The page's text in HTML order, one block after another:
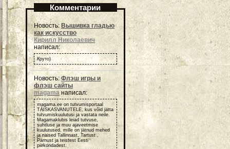
Комментарии
Новость: Вышивка гладью
как искусство
Кирилл Николаевич
написал:
Круто)
Новость: Флэш игры и
флэш сайты
magama написал:
magama.ee on tutvumisportaal
TÄISKASVANUTELE, kus võid jätta
tutvumiskuulutusi ja vastata neile.
Magamaklubis leiad tutvuse,
suhtluse ja muu ajaveetmise
kuulutused, mille on jätnud mehed
ja naised Tallinnast, Tartust ,
Pärnust ja teistest Eesti
piirkondadest.